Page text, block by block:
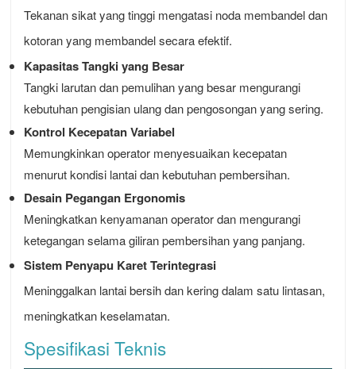
Tekanan sikat yang tinggi mengatasi noda membandel dan
kotoran yang membandel secara efektif.
Kapasitas Tangki yang Besar
Tangki larutan dan pemulihan yang besar mengurangi
kebutuhan pengisian ulang dan pengosongan yang sering.
Kontrol Kecepatan Variabel
Memungkinkan operator menyesuaikan kecepatan
menurut kondisi lantai dan kebutuhan pembersihan.
Desain Pegangan Ergonomis
Meningkatkan kenyamanan operator dan mengurangi
ketegangan selama giliran pembersihan yang panjang.
Sistem Penyapu Karet Terintegrasi
Meninggalkan lantai bersih dan kering dalam satu lintasan,
meningkatkan keselamatan.
Spesifikasi Teknis